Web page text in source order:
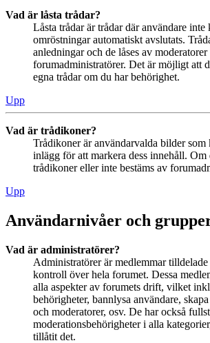
Vad är låsta trådar?
Låsta trådar är trådar där användare inte
omröstningar automatiskt avslutats.
anledningar och de låses av moderatorer
forumadministratörer. Det är möjligt att
egna trådar om du har behörighet.
Upp
Vad är trådikoner?
Trådikoner är användarvalda bilder som
inlägg för att markera dess innehåll. Om
trådikoner eller inte bestäms av
Upp
Användarnivåer och
Vad är administratörer?
Administratörer är medlemmar
kontroll över hela forumet. Dessa
alla aspekter av forumets drift, vilket
behörigheter, bannlysa användare,
och moderatorer, osv. De har också
moderationsbehörigheter i alla
tillåtit det.